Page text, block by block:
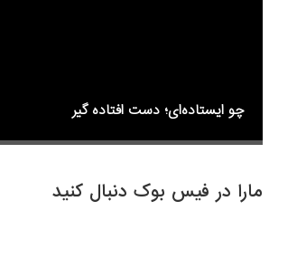
چو ایستاده‌ای؛ دست افتاده گیر
مارا در فیس بوک دنبال کنید